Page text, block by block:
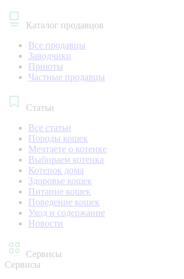
Каталог продавцов
Все продавцы
Заводчики
Приюты
Частные продавцы
Статьи
Все статьи
Породы кошек
Мечтаете о котенке
Выбираем котенка
Котенок дома
Здоровье кошек
Питание кошек
Поведение кошек
Уход и содержание
Новости
Сервисы
Сервисы